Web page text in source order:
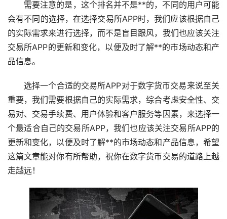
需要注意的是，这个排名并不是**的，不同的用户可能
会有不同的选择，在选择交易所APP时，我们应该根据自己
的实际需求来进行选择，而不是盲目跟风，我们也应该关注
交易所APP的更新和变化，以便及时了解**的市场动态和产
品信息。
选择一个合适的交易所APP对于数字货币交易来说至关
重要，我们需要根据自己的实际需求，综合考虑安全性、交
易对、交易手续费、用户体验和客户服务等因素，来选择一
个最适合自己的交易所APP，我们也应该关注交易所APP的
更新和变化，以便及时了解**的市场动态和产品信息，希望
这篇文章能对你有所帮助，祝你在数字货币交易的道路上越
走越远！